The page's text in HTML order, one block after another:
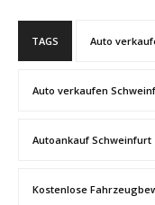
TAGS Auto
Auto verkaufen
Autoankauf Schweinfurt
Kostenlose